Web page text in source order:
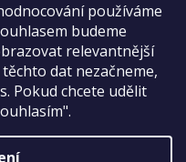
používáme
budeme
relevantnější
dat nezačneme,
Pokud chcete udělit